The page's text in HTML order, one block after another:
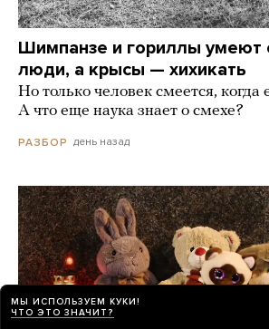
Шимпанзе и гориллы умеют
люди, а крысы — хихикать
Но только человек смеется,
А что еще наука знает о смехе?
РАЗБОР день назад
МЫ ИСПОЛЬЗУЕМ КУКИ!
ЧТО ЭТО ЗНАЧИТ?